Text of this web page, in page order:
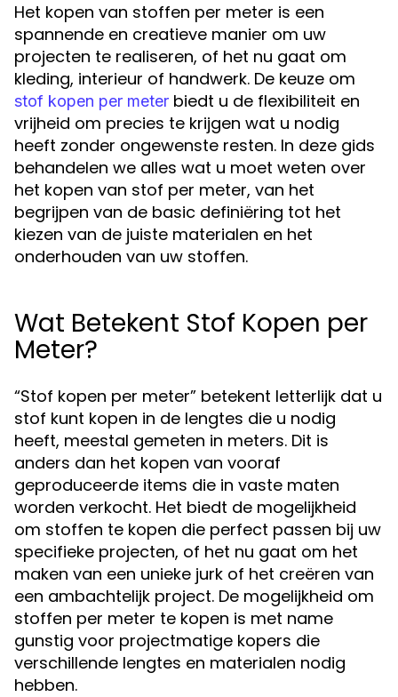
Het kopen van stoffen per meter is een
spannende en creatieve manier om uw
projecten te realiseren, of het nu gaat om
kleding, interieur of handwerk. De keuze om
stof kopen per meter biedt u de flexibiliteit en
vrijheid om precies te krijgen wat u nodig
heeft zonder ongewenste resten. In deze gids
behandelen we alles wat u moet weten over
het kopen van stof per meter, van het
begrijpen van de basic definiëring tot het
kiezen van de juiste materialen en het
onderhouden van uw stoffen.
Wat Betekent Stof Kopen per
Meter?
“Stof kopen per meter” betekent letterlijk dat u
stof kunt kopen in de lengtes die u nodig
heeft, meestal gemeten in meters. Dit is
anders dan het kopen van vooraf
geproduceerde items die in vaste maten
worden verkocht. Het biedt de mogelijkheid
om stoffen te kopen die perfect passen bij uw
specifieke projecten, of het nu gaat om het
maken van een unieke jurk of het creëren van
een ambachtelijk project. De mogelijkheid om
stoffen per meter te kopen is met name
gunstig voor projectmatige kopers die
verschillende lengtes en materialen nodig
hebben.